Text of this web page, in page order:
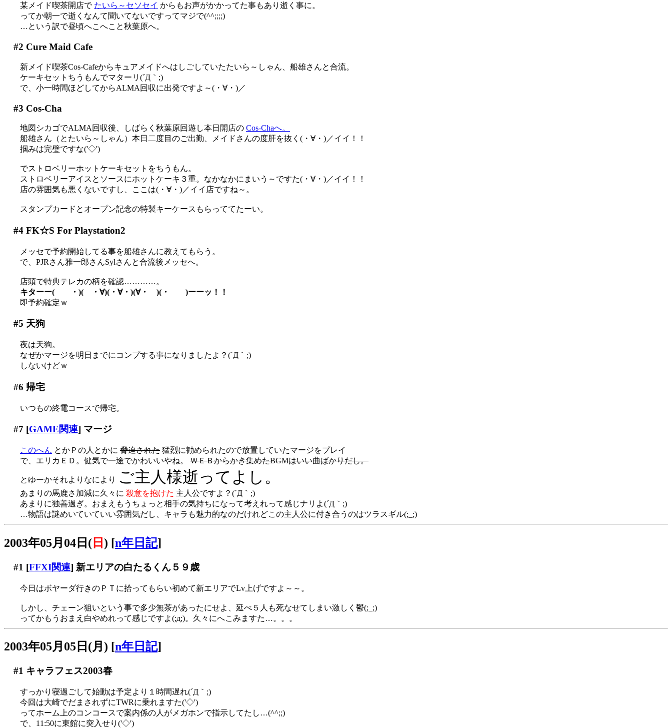
某メイド喫茶開店で たいら～セソセイ からもお声がかかってた事もあり逝く事に。
ってか朝一で逝くなんて聞いてないですってマジで(^^;;;;)
…という訳で昼頃へこへこと秋葉原へ。
#2 Cure Maid Cafe
新メイド喫茶Cos-Cafeからキュアメイドへはしごしていたたいら～しゃん、船雄さんと合流。
ケーキセットちうもんでマターリ(´Д｀;)
で、小一時間ほどしてからALMA回収に出発ですよ～(・∀・)／
#3 Cos-Cha
地図シカゴでALMA回収後、しばらく秋葉原回遊し本日開店の Cos-Chaへ。
船雄さん（とたいら～しゃん）本日二度目のご出勤、メイドさんの度肝を抜く(・∀・)／イイ！！
掴みは完璧ですな('◇')ゞ
でストロベリーホットケーキセットをちうもん。
ストロベリーアイスとソースにホットケーキ３重。なかなかにまいう～ですた(・∀・)／イイ！！
店の雰囲気も悪くないですし、ここは(・∀・)／イイ店ですね～。
スタンプカードとオープン記念の特製キーケースもらっててたーい。
#4FK☆S For Playstation2
メッセで予約開始してる事を船雄さんに教えてもらう。
で、PJRさん雅一郎さんSylさんと合流後メッセへ。
店頭で特典テレカの柄を確認…………。
キターー( ・)( ・∀)(・∀・)(∀・ )(・ )ーーッ！！
即予約確定ｗ
#5 天狗
夜は天狗。
なぜかマージを明日までにコンプする事になりましたよ？(´Д｀;)
しないけどｗ
#6 帰宅
いつもの終電コースで帰宅。
#7 [GAME関連] マージ
このへん とかＰの人とかに 脅迫された 猛烈に勧められたので放置していたマージをプレイ
で、エリカＥＤ。健気で一途でかわいいやね。 ＷＥＢからかき集めたBGMはいい曲ばかりだし。
とゆーかそれよりなにより ご主人様逝ってよし。
あまりの馬鹿さ加減に久々に 殺意を抱けた 主人公ですよ？(´Д｀;)
あまりに独善過ぎ。おまえもうちょっと相手の気持ちになって考えれって感じナリよ(´Д｀;)
…物語は謎めいていていい雰囲気だし、キャラも魅力的なのだけれどこの主人公に付き合うのはツラスギル(;_;)
2003年05月04日( 日 ) [n年日記]
#1 [FFXI関連] 新エリアの白たるくん５９歳
今日はボヤーダ行きのＰＴに拾ってもらい初めて新エリアでLv上げですよ～～。
しかし、チェーン狙いという事で多少無茶があったにせよ、延べ５人も死なせてしまい激しく鬱(;_;)
ってかもうおまえ白やめれって感じですよ(;д;)。久々にへこみますた…。。。
2003年05月05日(月) [n年日記]
#1 キャラフェス2003春
すっかり寝過ごして始動は予定より１時間遅れ(´Д｀;)
今回は大崎でだまされずにTWRに乗れますた('◇')ゞ
ってホーム上のコンコースで案内係の人がメガホンで指示してたし…(^^;;)
で、11:50に東館に突入せり('◇')ゞ